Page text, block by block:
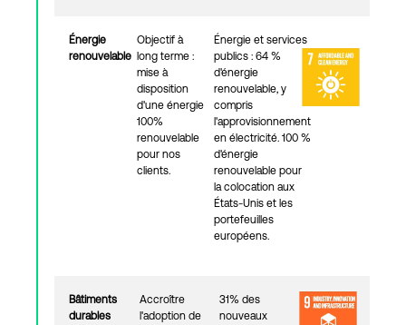
Énergie
renouvelable
Objectif à
long terme :
mise à
disposition
d'une énergie
100%
renouvelable
pour nos
clients.
Énergie et services
publics : 64 %
d'énergie
renouvelable, y
compris
l'approvisionnement
en électricité. 100 %
d'énergie
renouvelable pour
la colocation aux
États-Unis et les
portefeuilles
européens.
Bâtiments
durables
Accroître
l'adoption de
31% des
nouveaux